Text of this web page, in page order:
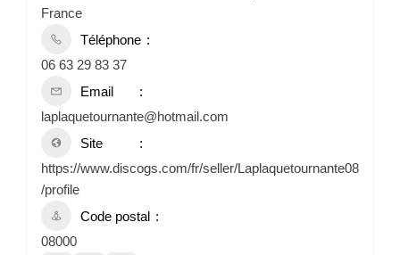
France
Téléphone
06 63 29 83 37
Email
laplaquetournante@hotmail.com
Site
https://www.discogs.com/fr/seller/Laplaquetournante08
/profile
Code postal
08000